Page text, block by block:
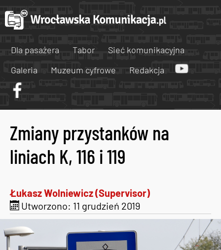
Dla pasażera Tabor
Sieć komunikacyjna
Galeria
Muzeum cyfrowe Redakcja
Zmiany przystanków na
liniach K, 116 i 119
Łukasz Wolniewicz (Supervisor)
Utworzono: 11 grudzień 2019